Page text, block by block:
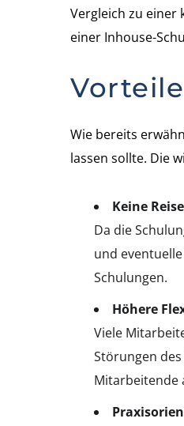
Vergleich zu einer
einer Inhouse-
Wie bereits
lassen sollte. Die
Keine
Da die
und
Schulungen.
Höhere
Viele
Störungen
Mitarbeitende